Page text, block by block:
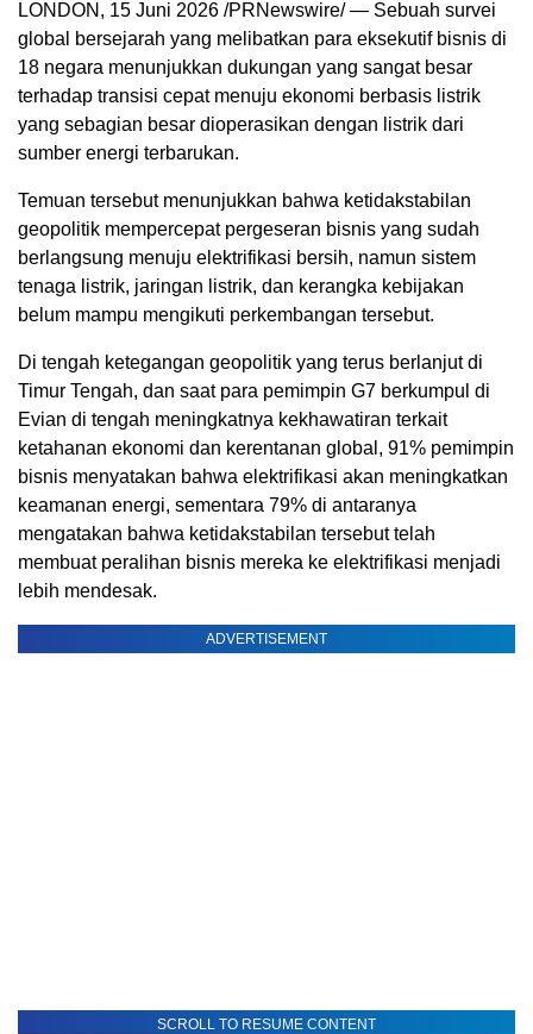
LONDON , 15 Juni 2026 /PRNewswire/ — Sebuah survei
global bersejarah yang melibatkan para eksekutif bisnis di
18 negara menunjukkan dukungan yang sangat besar
terhadap transisi cepat menuju ekonomi berbasis listrik
yang sebagian besar dioperasikan dengan listrik dari
sumber energi terbarukan.
Temuan tersebut menunjukkan bahwa ketidakstabilan
geopolitik mempercepat pergeseran bisnis yang sudah
berlangsung menuju elektrifikasi bersih, namun sistem
tenaga listrik, jaringan listrik, dan kerangka kebijakan
belum mampu mengikuti perkembangan tersebut.
Di tengah ketegangan geopolitik yang terus berlanjut di
Timur Tengah, dan saat para pemimpin G7 berkumpul di
Evian di tengah meningkatnya kekhawatiran terkait
ketahanan ekonomi dan kerentanan global, 91% pemimpin
bisnis menyatakan bahwa elektrifikasi akan meningkatkan
keamanan energi, sementara 79% di antaranya
mengatakan bahwa ketidakstabilan tersebut telah
membuat peralihan bisnis mereka ke elektrifikasi menjadi
lebih mendesak.
ADVERTISEMENT
SCROLL TO RESUME CONTENT